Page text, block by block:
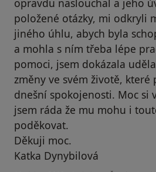
opravdu naslouchal a jeho
položené otázky, mi odkryli
jiného úhlu, abych byla
a mohla s ním třeba lépe
pomoci, jsem dokázala
změny ve svém životě, které
dnešní spokojenosti. Moc si
jsem ráda že mu mohu i
poděkovat.
Děkuji moc.
Katka Dynybilová